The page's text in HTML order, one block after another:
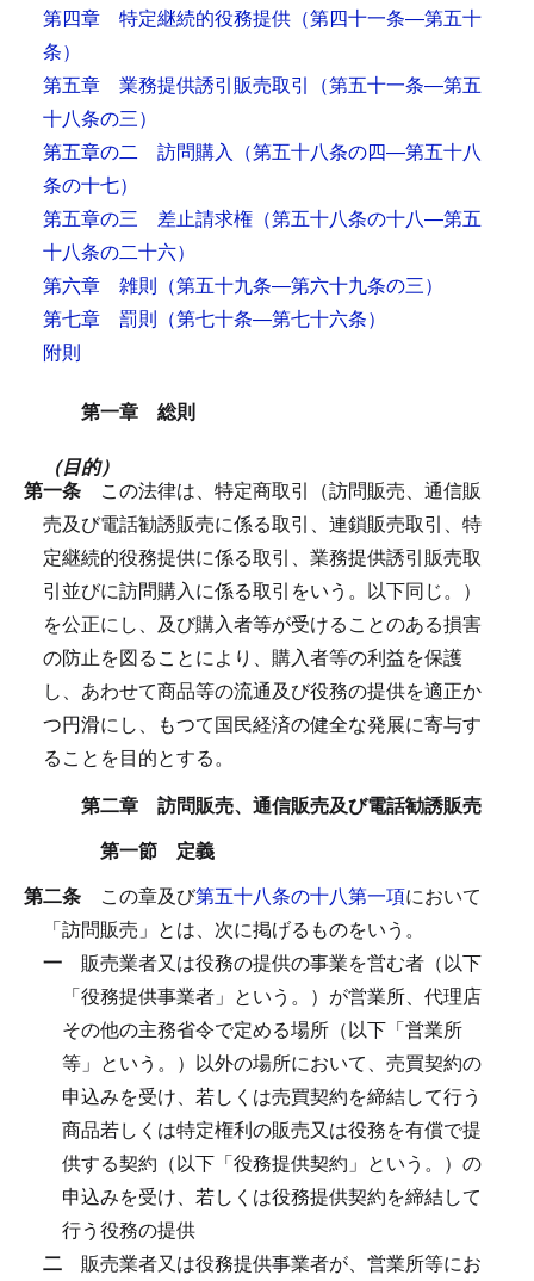
第四章 特定継続的役務提供 （第四十一条―第五十
条）
第五章 業務提供誘引販売取引 （第五十一条―第五
十八条の三）
第五章の二 訪問購入 （第五十八条の四―第五十八
条の十七）
第五章の三 差止請求権 （第五十八条の十八―第五
十八条の二十六）
第六章 雑則 （第五十九条―第六十九条の三）
第七章 罰則 （第七十条―第七十六条）
附則
第一章 総則
（目的）
第一条 この法律は、特定商取引（訪問販売、通信販
売及び電話勧誘販売に係る取引、連鎖販売取引、特
定継続的役務提供に係る取引、業務提供誘引販売取
引並びに訪問購入に係る取引をいう。以下同じ。）
を公正にし、及び購入者等が受けることのある損害
の防止を図ることにより、購入者等の利益を保護
し、あわせて商品等の流通及び役務の提供を適正か
つ円滑にし、もつて国民経済の健全な発展に寄与す
ることを目的とする。
第二章 訪問販売、通信販売及び電話勧誘販売
第一節 定義
第二条 この章及び第五十八条の十八第一項において
「訪問販売」とは、次に掲げるものをいう。
一 販売業者又は役務の提供の事業を営む者（以下
「役務提供事業者」という。）が営業所、代理店
その他の主務省令で定める場所（以下「営業所
等」という。）以外の場所において、売買契約の
申込みを受け、若しくは売買契約を締結して行う
商品若しくは特定権利の販売又は役務を有償で提
供する契約（以下「役務提供契約」という。）の
申込みを受け、若しくは役務提供契約を締結して
行う役務の提供
二 販売業者又は役務提供事業者が、営業所等にお